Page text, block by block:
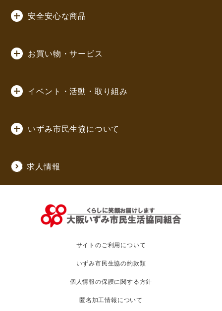
安全安心な商品
お買い物・サービス
イベント・活動・取り組み
いずみ市民生協について
求人情報
サイトのご利用について
いずみ市民生協の約款類
個人情報の保護に関する方針
匿名加工情報について